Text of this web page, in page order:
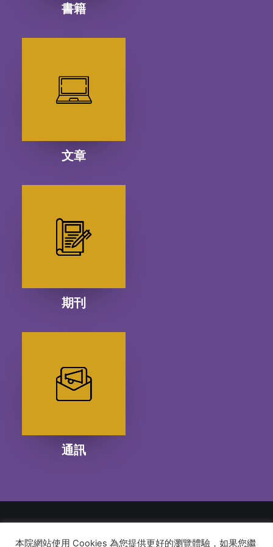
書籍
文章
期刊
通訊
© 2026 建道神學院Alliance Bible Seminary. All rights reserved
本院網站使用 Cookies 為您提供更好的瀏覽體驗，如果您繼